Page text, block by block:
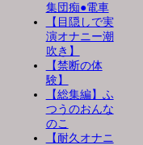
集団痴●電車
【目隠しで実
演オナニー潮
吹き】
【禁断の体
験】
【総集編】ふ
つうのおんな
のこ
【耐久オナニ